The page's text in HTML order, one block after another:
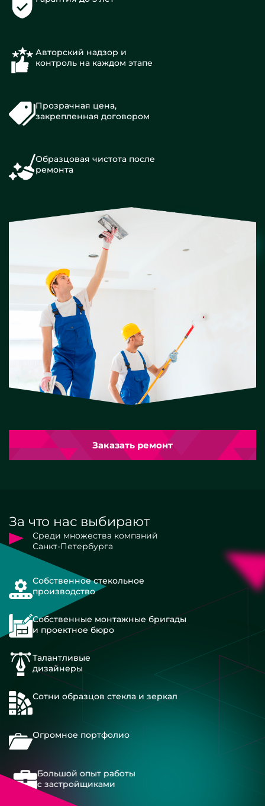
Авторский надзор и
контроль на каждом этапе
Прозрачная цена,
закрепленная договором
Образцовая чистота после
ремонта
Заказать ремонт
За что нас выбирают
Среди множества компаний
Санкт-Петербурга
Собственное стекольное
производство
Собственные монтажные бригады
и проектное бюро
Талантливые
дизайнеры
Сотни образцов стекла и зеркал
Огромное портфолио
Большой опыт работы
с застройщиками